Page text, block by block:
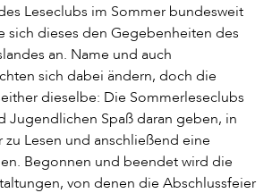
Leseclubs im Sommer bundesweit
sich dieses den Gegebenheiten des
an. Name und auch
sich dabei ändern, doch die
dieselbe: Die Sommerleseclubs
Jugendlichen Spaß daran geben, in
zu Lesen und anschließend eine
Begonnen und beendet wird die
von denen die Abschlussfeier